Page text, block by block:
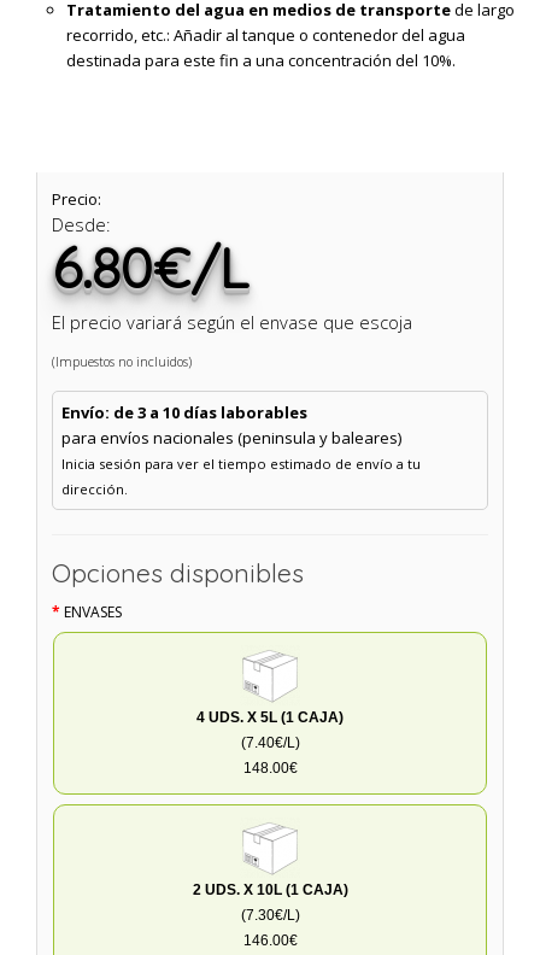
Tratamiento del agua en medios de transportede largo
recorrido, etc.: Añadir al tanque o contenedor del agua
destinada para este fin a una concentración del 10%.
Precio:
Desde:
6.80€/L
El precio variará según el envase que escoja
(Impuestos no incluidos)
Envío: de 3 a 10 días laborables
para envíos nacionales (peninsula y baleares)
Inicia sesión para ver el tiempo estimado de envío a tu
dirección.
Opciones disponibles
ENVASES
4 UDS. X 5L (1 CAJA)
(7.40€/L)
148.00€
2 UDS. X 10L (1 CAJA)
(7.30€/L)
146.00€